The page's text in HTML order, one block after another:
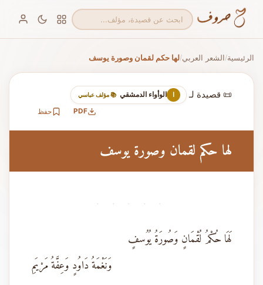
الرئيسية/الشعر العربي/لها حكم لقمان وصورة يوسف
📜 قصيدة لـ ا الوأواء الدمشقي 📚 مؤلف عباسي
PDF حفظ
لها حكم لقمان وصورة يوسف
· · · · ·
لَهَا حُكْمُ لُقْمَانٍ وَصُورَةُ يُوُسفٍ
وَنَغْمَةُ دَاوُدٍ وَعِفَّةُ مَرْيَمِ